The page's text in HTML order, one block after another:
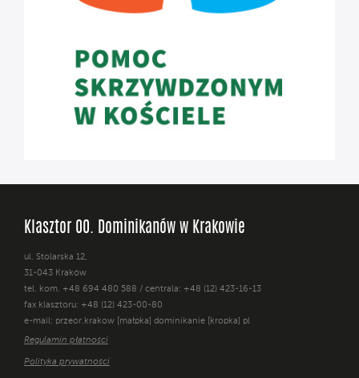
Klasztor OO. Dominikanów w Krakowie
ul. Stolarska 12,
31-043 Kraków
tel. kom. +48 694 480 588 / centrala: +48 (12) 423-16-13
fax klasztoru: +48 (12) 423-00-80
e-mail: przeor.krakow [małpka] dominikanie [kropka] pl
Regulamin płatności
Polityka prywatności